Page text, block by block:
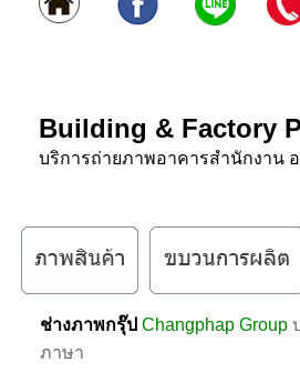
Building & Factory
บริการถ่ายภาพอาคารสำนักงาน
ช่างภาพกรุ๊ป Changphap Group
ภาษา